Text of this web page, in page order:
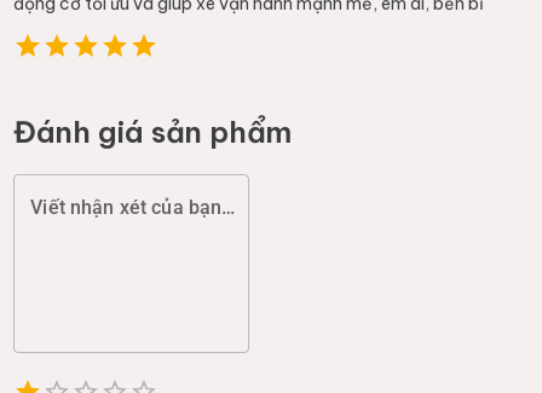
Sản phẩm dầu nhớt shell liên quan